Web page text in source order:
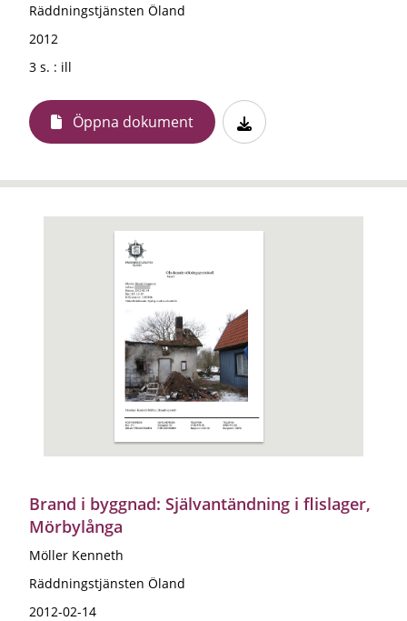
Räddningstjänsten Öland
2012
3 s. : ill
Öppna dokument
Brand i byggnad: Självantändning i flislager,
Mörbylånga
Möller Kenneth
Räddningstjänsten Öland
2012-02-14